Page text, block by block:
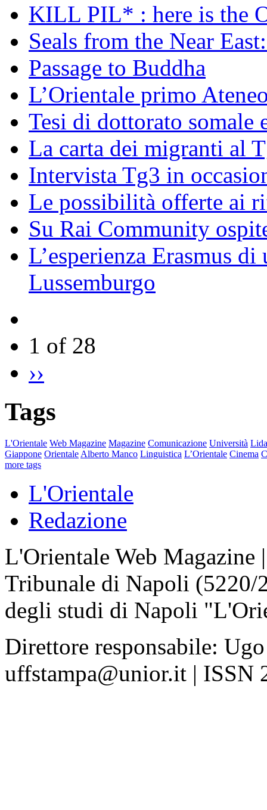
KILL PIL* : here is the
Seals from the Near
Passage to Buddha
L’Orientale primo
Tesi di dottorato somale
La carta dei migranti al
Intervista Tg3 in
Le possibilità offerte ai
Su Rai Community
L’esperienza Erasmus
Lussemburgo
1 of 28
››
Tags
L'Orientale Web Magazine Magazine Comunicazione Università
Giappone Orientale Alberto Manco Linguistica L’Orientale Cinema
more tags
L'Orientale
Redazione
L'Orientale Web Magazine
Tribunale di Napoli
degli studi di Napoli
Direttore responsabile:
uffstampa@unior.it | ISSN